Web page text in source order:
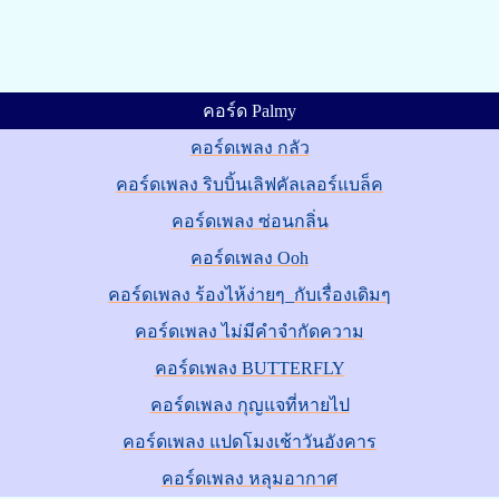
คอร์ด Palmy
คอร์ดเพลง กลัว
คอร์ดเพลง ริบบิ้นเลิฟคัลเลอร์แบล็ค
คอร์ดเพลง ซ่อนกลิ่น
คอร์ดเพลง Ooh
คอร์ดเพลง ร้องไห้ง่ายๆ_กับเรื่องเดิมๆ
คอร์ดเพลง ไม่มีคำจำกัดความ
คอร์ดเพลง BUTTERFLY
คอร์ดเพลง กุญแจที่หายไป
คอร์ดเพลง แปดโมงเช้าวันอังคาร
คอร์ดเพลง หลุมอากาศ